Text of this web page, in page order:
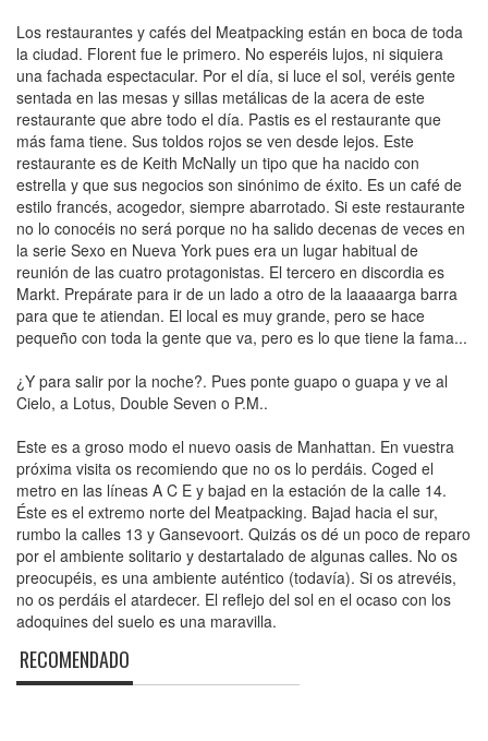
Los restaurantes y cafés del Meatpacking están en boca de toda
la ciudad. Florent fue le primero. No esperéis lujos, ni siquiera
una fachada espectacular. Por el día, si luce el sol, veréis gente
sentada en las mesas y sillas metálicas de la acera de este
restaurante que abre todo el día. Pastis es el restaurante que
más fama tiene. Sus toldos rojos se ven desde lejos. Este
restaurante es de Keith McNally un tipo que ha nacido con
estrella y que sus negocios son sinónimo de éxito. Es un café de
estilo francés, acogedor, siempre abarrotado. Si este restaurante
no lo conocéis no será porque no ha salido decenas de veces en
la serie Sexo en Nueva York pues era un lugar habitual de
reunión de las cuatro protagonistas. El tercero en discordia es
Markt. Prepárate para ir de un lado a otro de la laaaaarga barra
para que te atiendan. El local es muy grande, pero se hace
pequeño con toda la gente que va, pero es lo que tiene la fama...
¿Y para salir por la noche?. Pues ponte guapo o guapa y ve al
Cielo, a Lotus, Double Seven o P.M..
Este es a groso modo el nuevo oasis de Manhattan. En vuestra
próxima visita os recomiendo que no os lo perdáis. Coged el
metro en las líneas A C E y bajad en la estación de la calle 14.
Éste es el extremo norte del Meatpacking. Bajad hacia el sur,
rumbo la calles 13 y Gansevoort. Quizás os dé un poco de reparo
por el ambiente solitario y destartalado de algunas calles. No os
preocupéis, es una ambiente auténtico (todavía). Si os atrevéis,
no os perdáis el atardecer. El reflejo del sol en el ocaso con los
adoquines del suelo es una maravilla.
RECOMENDADO